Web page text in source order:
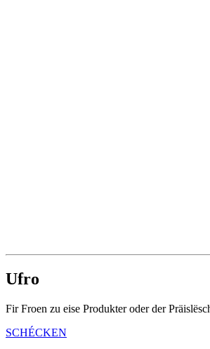
Ufro
Fir Froen zu eise Produkter oder der
SCHÉCKEN